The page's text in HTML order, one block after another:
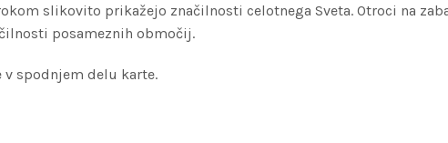
slikovito prikažejo značilnosti celotnega Sveta. Otroci na
posameznih območij.
v spodnjem delu karte.